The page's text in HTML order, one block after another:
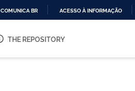
O
COMUNICA BR ACESSO À INFORMAÇÃO
THE REPOSITORY